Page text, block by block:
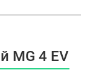
MG 4 EV